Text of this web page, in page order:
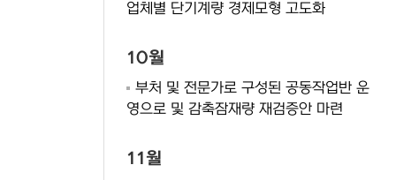
업체별 단기계량 경제모형 고도화
10월
부처 및 전문가로 구성된 공동작업반 운
영으로 및 감축잠재량 재검증안 마련
11월